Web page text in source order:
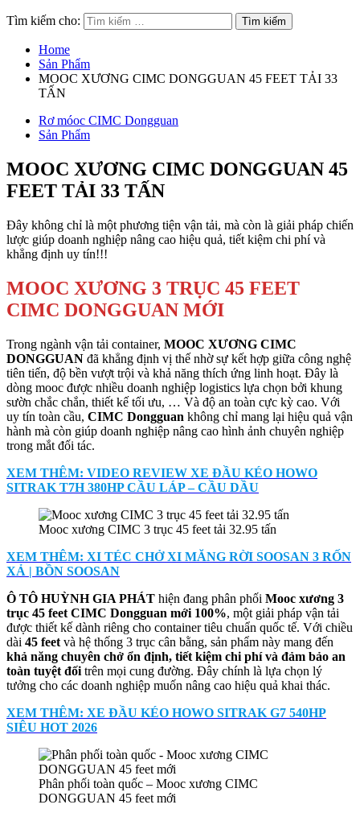
Tìm kiếm cho:
Home
Sản Phẩm
MOOC XƯƠNG CIMC DONGGUAN 45 FEET TẢI 33
TẤN
Rơ móoc CIMC Dongguan
Sản Phẩm
MOOC XƯƠNG CIMC DONGGUAN 45
FEET TẢI 33 TẤN
Đây không chỉ là một phương tiện vận tải, mà còn là giải pháp chiến
lược giúp doanh nghiệp nâng cao hiệu quả, tiết kiệm chi phí và
khẳng định uy tín!!!
MOOC XƯƠNG 3 TRỤC 45 FEET
CIMC DONGGUAN MỚI
Trong ngành vận tải container, MOOC XƯƠNG CIMC
DONGGUAN đã khẳng định vị thế nhờ sự kết hợp giữa công nghệ
tiên tiến, độ bền vượt trội và khả năng thích ứng linh hoạt. Đây là
dòng mooc được nhiều doanh nghiệp logistics lựa chọn bởi khung
sườn chắc chắn, thiết kế tối ưu, … Và độ an toàn cực kỳ cao. Với
uy tín toàn cầu, CIMC Dongguan không chỉ mang lại hiệu quả vận
hành mà còn giúp doanh nghiệp nâng cao hình ảnh chuyên nghiệp
trong mắt đối tác.
XEM THÊM: VIDEO REVIEW XE ĐẦU KÉO HOWO
SITRAK T7H 380HP CẦU LÁP – CẦU DẦU
Mooc xương CIMC 3 trục 45 feet tải 32.95 tấn
XEM THÊM: XI TÉC CHỞ XI MĂNG RỜI SOOSAN 3 RỐN
XẢ | BỒN SOOSAN
Ô TÔ HUỲNH GIA PHÁT hiện đang phân phối Mooc xương 3
trục 45 feet CIMC Dongguan mới 100%, một giải pháp vận tải
được thiết kế dành riêng cho container tiêu chuẩn quốc tế. Với chiều
dài 45 feet và hệ thống 3 trục cân bằng, sản phẩm này mang đến
khả năng chuyên chở ổn định, tiết kiệm chi phí và đảm bảo an
toàn tuyệt đối trên mọi cung đường. Đây chính là lựa chọn lý
tưởng cho các doanh nghiệp muốn nâng cao hiệu quả khai thác.
XEM THÊM: XE ĐẦU KÉO HOWO SITRAK G7 540HP
SIÊU HOT 2026
Phân phối toàn quốc – Mooc xương CIMC
DONGGUAN 45 feet mới